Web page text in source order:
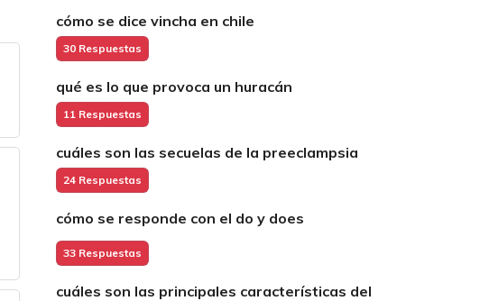
cómo se dice vincha en chile
30 Respuestas
qué es lo que provoca un huracán
11 Respuestas
cuáles son las secuelas de la preeclampsia
24 Respuestas
cómo se responde con el do y does
33 Respuestas
cuáles son las principales características del